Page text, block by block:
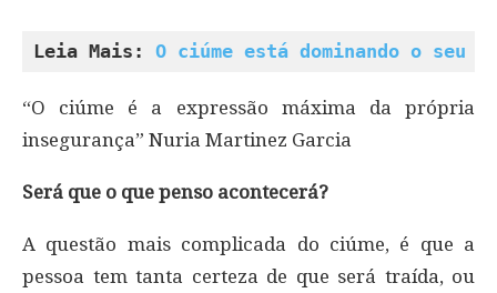
Leia Mais: O ciúme está dominando o seu
“O ciúme é a expressão máxima da própria
insegurança” Nuria Martinez Garcia
Será que o que penso acontecerá?
A questão mais complicada do ciúme, é que a
pessoa tem tanta certeza de que será traída, ou